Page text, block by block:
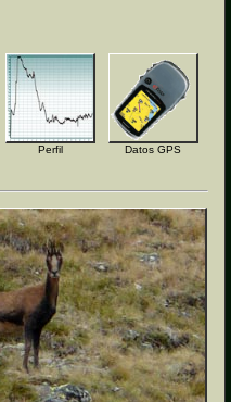
Perfil Datos GPS